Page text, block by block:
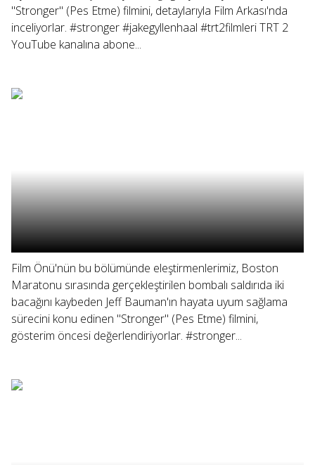
"Stronger" (Pes Etme) filmini, detaylarıyla Film Arkası'nda
inceliyorlar. #stronger #jakegyllenhaal #trt2filmleri TRT 2
YouTube kanalına abone...
Film Önü'nün bu bölümünde eleştirmenlerimiz, Boston
Maratonu sırasında gerçekleştirilen bombalı saldırıda iki
bacağını kaybeden Jeff Bauman'ın hayata uyum sağlama
sürecini konu edinen "Stronger" (Pes Etme) filmini,
gösterim öncesi değerlendiriyorlar. #stronger...